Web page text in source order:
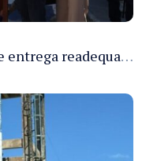
Governador Roberto Cidade entrega readequação do ambulatório da FCecon e amplia capacidade de atendimento oncológico em Manaus